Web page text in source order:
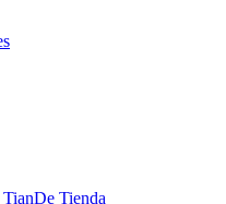
Tienda